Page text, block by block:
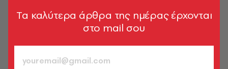
περιεχομένου στον κόσμο
Tα καλύτερα άρθρα της ημέρας έρχονται
στο mail σου